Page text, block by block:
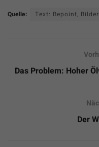
Quelle: Text: Bepoint,
Das Problem: Hoher
Der